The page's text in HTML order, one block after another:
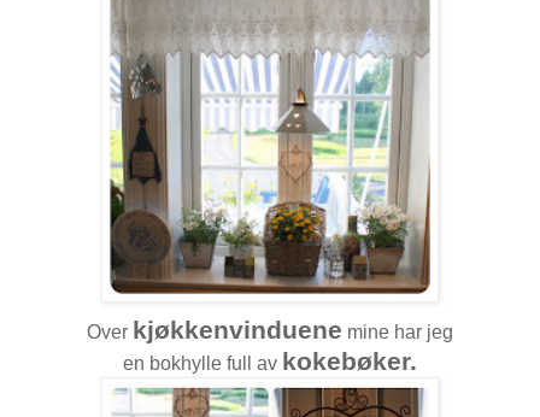
Over kjøkkenvinduene mine har jeg
en bokhylle full av kokebøker.